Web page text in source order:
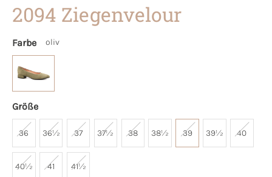
2094 Ziegenvelour
Farbe oliv
Größe
36 36½ 37 37½ 38 38½ 39 39½ 40
40½ 41 41½